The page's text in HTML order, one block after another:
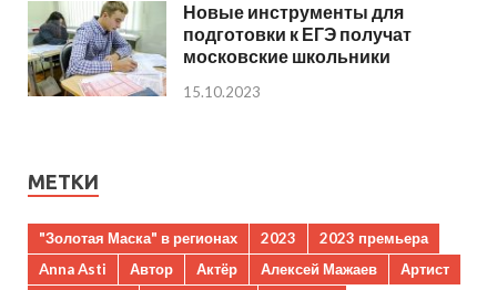
Новые инструменты для
подготовки к ЕГЭ получат
московские школьники
15.10.2023
МЕТКИ
"Золотая Маска" в регионах 2023
2023 премьера
Anna Asti
Автор Актёр Алексей Мажаев
Артист